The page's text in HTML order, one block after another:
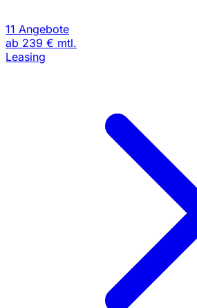
11 Angebote
ab 239 € mtl.
Leasing